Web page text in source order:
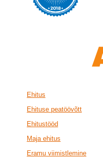
Ehitus
Ehituse peatöövõtt
Ehitustööd
Maja ehitus
Eramu viimistlemine